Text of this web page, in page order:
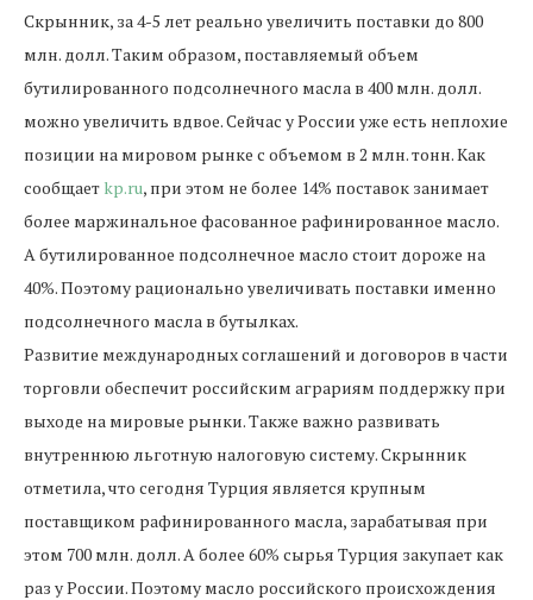
Скрынник, за 4-5 лет реально увеличить поставки до 800
млн. долл. Таким образом, поставляемый объем
бутилированного подсолнечного масла в 400 млн. долл.
можно увеличить вдвое. Сейчас у России уже есть неплохие
позиции на мировом рынке с объемом в 2 млн. тонн. Как
сообщает kp.ru, при этом не более 14% поставок занимает
более маржинальное фасованное рафинированное масло.
А бутилированное подсолнечное масло стоит дороже на
40%. Поэтому рационально увеличивать поставки именно
подсолнечного масла в бутылках.
Развитие международных соглашений и договоров в части
торговли обеспечит российским аграриям поддержку при
выходе на мировые рынки. Также важно развивать
внутреннюю льготную налоговую систему. Скрынник
отметила, что сегодня Турция является крупным
поставщиком рафинированного масла, зарабатывая при
этом 700 млн. долл. А более 60% сырья Турция закупает как
раз у России. Поэтому масло российского происхождения